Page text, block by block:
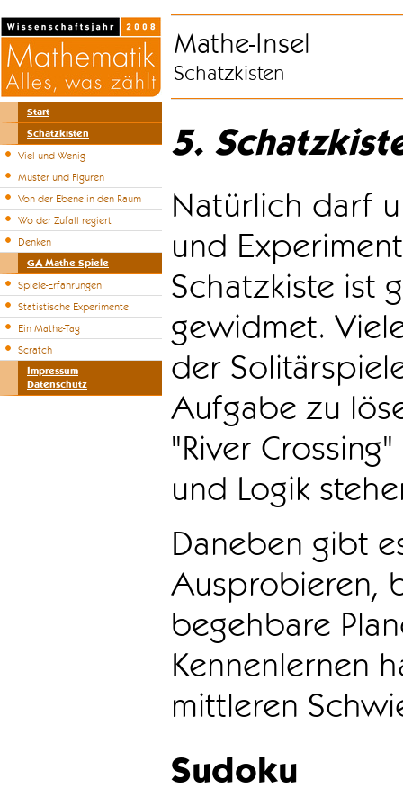
Start
Schatzkisten
Viel und Wenig
Muster und Figuren
Von der Ebene in den Raum
Wo der Zufall regiert
Denken
GA Mathe-Spiele
Spiele-Erfahrungen
Statistische Experimente
Ein Mathe-Tag
Scratch
Impressum
Datenschutz
Mathe-Insel
Schatzkisten
5.
Natürlich darf
und
Schatzkiste ist
gewidmet.
der
Aufgabe zu
"River
und Logik
Daneben gibt
Ausprobieren,
begehbare
Kennenlernen
mittleren
Sudoku